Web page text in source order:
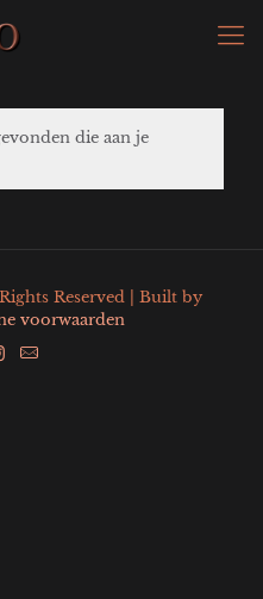
die aan je
Reserved | Built by
voorwaarden